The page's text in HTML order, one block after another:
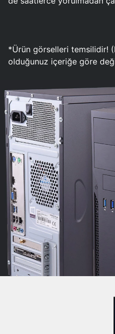
*Ürün görselleri temsilidir!
olduğunuz içeriğe göre